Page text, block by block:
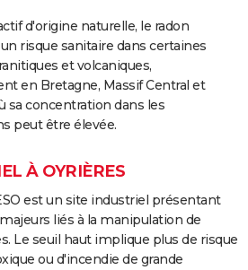
d'origine naturelle, le radon
risque sanitaire dans certaines
et volcaniques,
en Bretagne, Massif Central et
sa concentration dans les
peut être élevée.
À OYRIÈRES
est un site industriel présentant
liés à la manipulation de
Le seuil haut implique plus de risque
ou d'incendie de grande